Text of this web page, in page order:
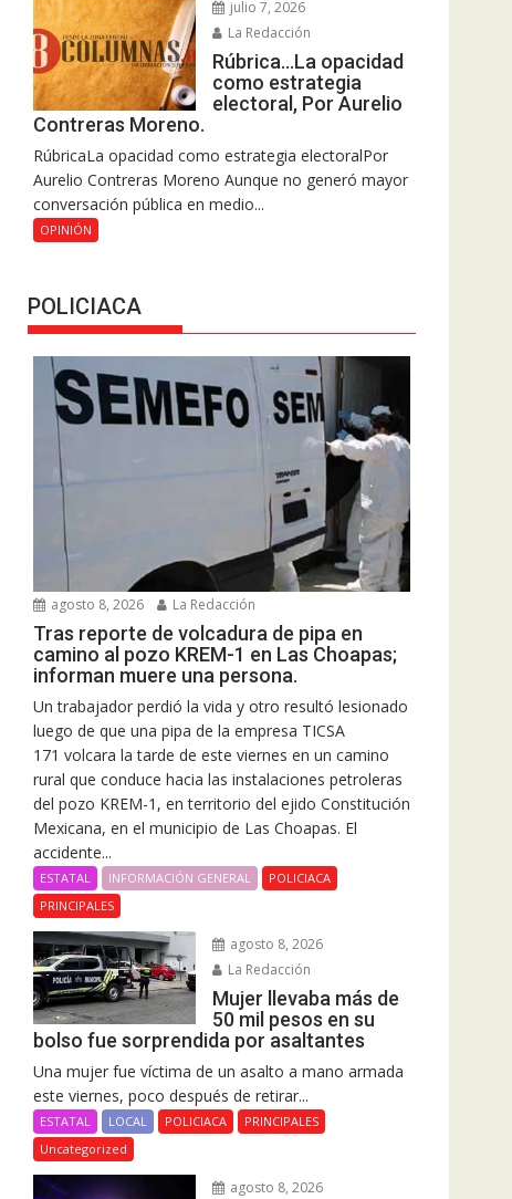
julio 7, 2026
La Redacción
Rúbrica…La opacidad
como estrategia
electoral, Por Aurelio
Contreras Moreno.
RúbricaLa opacidad como estrategia electoralPor
Aurelio Contreras Moreno Aunque no generó mayor
conversación pública en medio...
OPINIÓN
POLICIACA
agosto 8, 2026 La Redacción
Tras reporte de volcadura de pipa en
camino al pozo KREM-1 en Las Choapas;
informan muere una persona.
Un trabajador perdió la vida y otro resultó lesionado
luego de que una pipa de la empresa TICSA
171 volcara la tarde de este viernes en un camino
rural que conduce hacia las instalaciones petroleras
del pozo KREM-1, en territorio del ejido Constitución
Mexicana, en el municipio de Las Choapas. El
accidente...
ESTATAL INFORMACIÓN GENERAL
POLICIACA
PRINCIPALES
agosto 8, 2026
La Redacción
Mujer llevaba más de
50 mil pesos en su
bolso fue sorprendida por asaltantes
Una mujer fue víctima de un asalto a mano armada
este viernes, poco después de retirar...
ESTATAL LOCAL POLICIACA
PRINCIPALES
Uncategorized
agosto 8, 2026